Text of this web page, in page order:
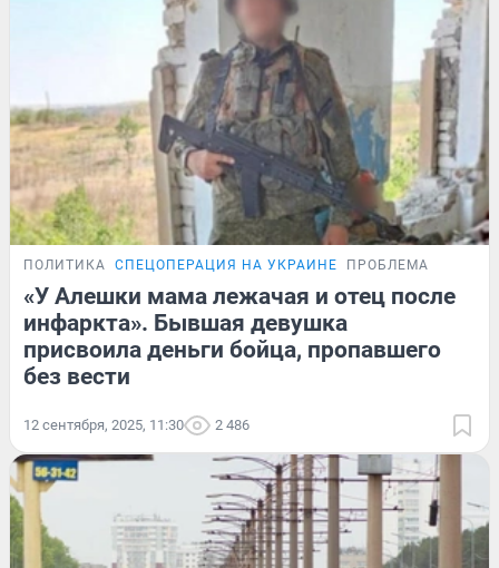
ПОЛИТИКА СПЕЦОПЕРАЦИЯ НА УКРАИНЕ ПРОБЛЕМА
«У Алешки мама лежачая и отец после
инфаркта». Бывшая девушка
присвоила деньги бойца, пропавшего
без вести
12 сентября, 2025, 11:30 2 486